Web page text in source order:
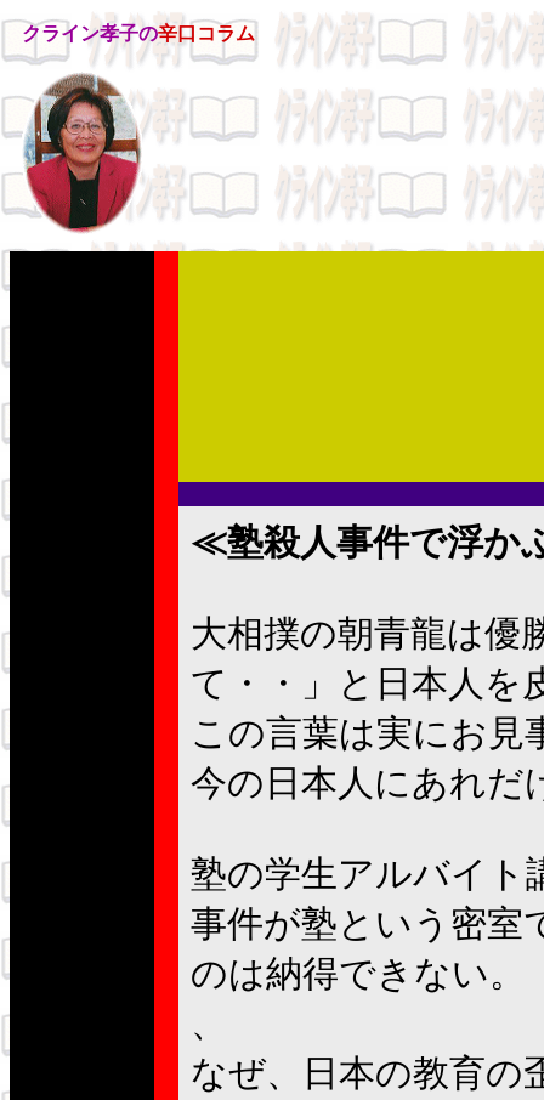
クライン孝子の辛口コラム
≪塾殺人事件で浮か
大相撲の朝青龍は優
て・・」と日本人を
この言葉は実にお見
今の日本人にあれだ
塾の学生アルバイト
事件が塾という密室
のは納得できない。
、
なぜ、日本の教育の